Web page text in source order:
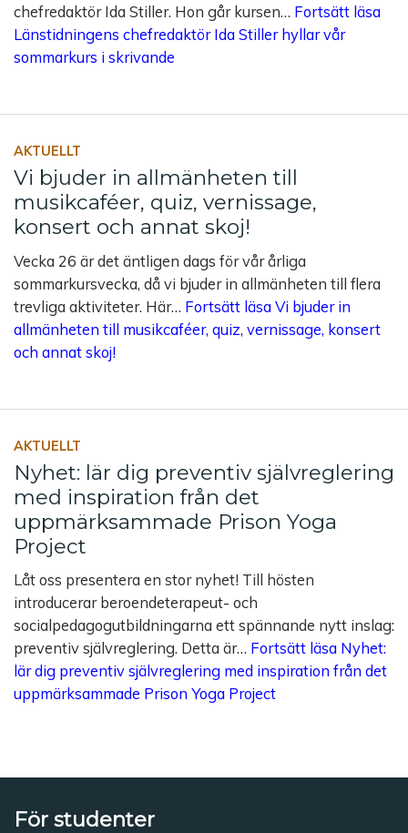
chefredaktör Ida Stiller. Hon går kursen… Fortsätt läsa
Länstidningens chefredaktör Ida Stiller hyllar vår
sommarkurs i skrivande
AKTUELLT
Vi bjuder in allmänheten till
musikcaféer, quiz, vernissage,
konsert och annat skoj!
Vecka 26 är det äntligen dags för vår årliga
sommarkursvecka, då vi bjuder in allmänheten till flera
trevliga aktiviteter. Här… Fortsätt läsa Vi bjuder in
allmänheten till musikcaféer, quiz, vernissage, konsert
och annat skoj!
AKTUELLT
Nyhet: lär dig preventiv självreglering
med inspiration från det
uppmärksammade Prison Yoga
Project
Låt oss presentera en stor nyhet! Till hösten
introducerar beroendeterapeut- och
socialpedagogutbildningarna ett spännande nytt inslag:
preventiv självreglering. Detta är… Fortsätt läsa Nyhet:
lär dig preventiv självreglering med inspiration från det
uppmärksammade Prison Yoga Project
För studenter